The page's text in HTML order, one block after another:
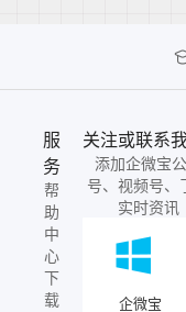
服
务
帮
助
中
心
下
载
关注或联系
添加企微宝
号、视频号、
实时资讯
企微宝